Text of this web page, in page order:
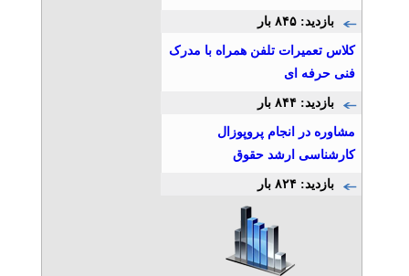
بازدید: ۸۴۵ بار
کلاس تعمیرات تلفن همراه با مدرک
فنی حرفه ای
بازدید: ۸۴۴ بار
مشاوره در انجام پروپوزال
کارشناسی ارشد حقوق
بازدید: ۸۲۴ بار